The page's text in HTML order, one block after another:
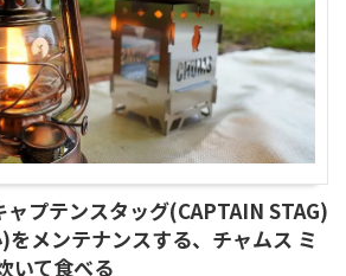
プテンスタッグ(CAPTAIN STAG)
メンテナンスする、チャムス ミ
いて食べる